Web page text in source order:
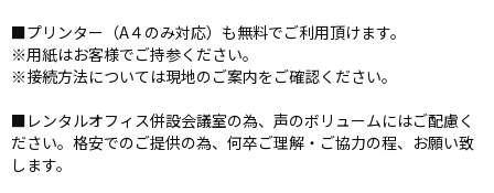
■プリンター（A４のみ対応）も無料でご利用頂けます。
※用紙はお客様でご持参ください。
※接続方法については現地のご案内をご確認ください。
■レンタルオフィス併設会議室の為、声のボリュームにはご配慮く
ださい。格安でのご提供の為、何卒ご理解・ご協力の程、お願い致
します。